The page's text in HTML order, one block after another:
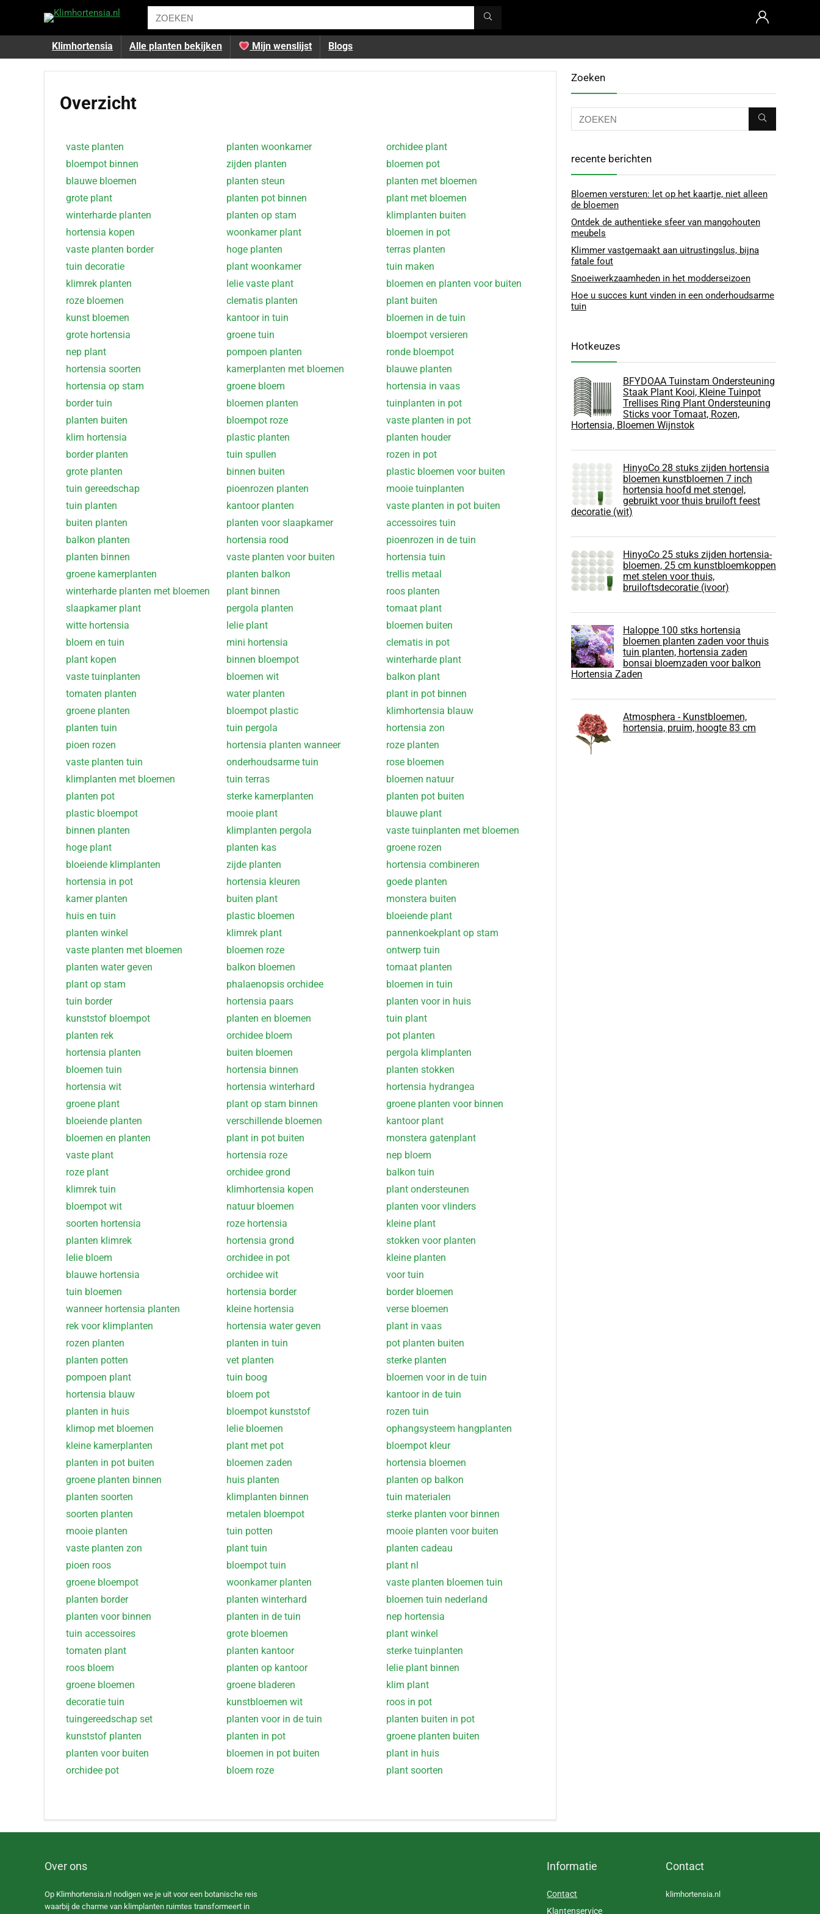
Klimhortensia Alle planten bekijken Mijn wenslijst Blogs
Overzicht
vaste planten
bloempot binnen
blauwe bloemen
grote plant
winterharde planten
hortensia kopen
vaste planten border
tuin decoratie
klimrek planten
roze bloemen
kunst bloemen
grote hortensia
nep plant
hortensia soorten
hortensia op stam
border tuin
planten buiten
klim hortensia
border planten
grote planten
tuin gereedschap
tuin planten
buiten planten
balkon planten
planten binnen
groene kamerplanten
winterharde planten met bloemen
slaapkamer plant
witte hortensia
bloem en tuin
plant kopen
vaste tuinplanten
tomaten planten
groene planten
planten tuin
pioen rozen
vaste planten tuin
klimplanten met bloemen
planten pot
plastic bloempot
binnen planten
hoge plant
bloeiende klimplanten
hortensia in pot
kamer planten
huis en tuin
planten winkel
vaste planten met bloemen
planten water geven
plant op stam
tuin border
kunststof bloempot
planten rek
hortensia planten
bloemen tuin
hortensia wit
groene plant
bloeiende planten
bloemen en planten
vaste plant
roze plant
klimrek tuin
bloempot wit
soorten hortensia
planten klimrek
lelie bloem
blauwe hortensia
tuin bloemen
wanneer hortensia planten
rek voor klimplanten
rozen planten
planten potten
pompoen plant
hortensia blauw
planten in huis
klimop met bloemen
kleine kamerplanten
planten in pot buiten
groene planten binnen
planten soorten
soorten planten
mooie planten
vaste planten zon
pioen roos
groene bloempot
planten border
planten voor binnen
tuin accessoires
tomaten plant
roos bloem
groene bloemen
decoratie tuin
tuingereedschap set
kunststof planten
planten voor buiten
orchidee pot
planten woonkamer
zijden planten
planten steun
planten pot binnen
planten op stam
woonkamer plant
hoge planten
plant woonkamer
lelie vaste plant
clematis planten
kantoor in tuin
groene tuin
pompoen planten
kamerplanten met bloemen
groene bloem
bloemen planten
bloempot roze
plastic planten
tuin spullen
binnen buiten
pioenrozen planten
kantoor planten
planten voor slaapkamer
hortensia rood
vaste planten voor buiten
planten balkon
plant binnen
pergola planten
lelie plant
mini hortensia
binnen bloempot
bloemen wit
water planten
bloempot plastic
tuin pergola
hortensia planten wanneer
onderhoudsarme tuin
tuin terras
sterke kamerplanten
mooie plant
klimplanten pergola
planten kas
zijde planten
hortensia kleuren
buiten plant
plastic bloemen
klimrek plant
bloemen roze
balkon bloemen
phalaenopsis orchidee
hortensia paars
planten en bloemen
orchidee bloem
buiten bloemen
hortensia binnen
hortensia winterhard
plant op stam binnen
verschillende bloemen
plant in pot buiten
hortensia roze
orchidee grond
klimhortensia kopen
natuur bloemen
roze hortensia
hortensia grond
orchidee in pot
orchidee wit
hortensia border
kleine hortensia
hortensia water geven
planten in tuin
vet planten
tuin boog
bloem pot
bloempot kunststof
lelie bloemen
plant met pot
bloemen zaden
huis planten
klimplanten binnen
metalen bloempot
tuin potten
plant tuin
bloempot tuin
woonkamer planten
planten winterhard
planten in de tuin
grote bloemen
planten kantoor
planten op kantoor
groene bladeren
kunstbloemen wit
planten voor in de tuin
planten in pot
bloemen in pot buiten
bloem roze
orchidee plant
bloemen pot
planten met bloemen
plant met bloemen
klimplanten buiten
bloemen in pot
terras planten
tuin maken
bloemen en planten voor buiten
plant buiten
bloemen in de tuin
bloempot versieren
ronde bloempot
blauwe planten
hortensia in vaas
tuinplanten in pot
vaste planten in pot
planten houder
rozen in pot
plastic bloemen voor buiten
mooie tuinplanten
vaste planten in pot buiten
accessoires tuin
pioenrozen in de tuin
hortensia tuin
trellis metaal
roos planten
tomaat plant
bloemen buiten
clematis in pot
winterharde plant
balkon plant
plant in pot binnen
klimhortensia blauw
hortensia zon
roze planten
rose bloemen
bloemen natuur
planten pot buiten
blauwe plant
vaste tuinplanten met bloemen
groene rozen
hortensia combineren
goede planten
monstera buiten
bloeiende plant
pannenkoekplant op stam
ontwerp tuin
tomaat planten
bloemen in tuin
planten voor in huis
tuin plant
pot planten
pergola klimplanten
planten stokken
hortensia hydrangea
groene planten voor binnen
kantoor plant
monstera gatenplant
nep bloem
balkon tuin
plant ondersteunen
planten voor vlinders
kleine plant
stokken voor planten
kleine planten
voor tuin
border bloemen
verse bloemen
plant in vaas
pot planten buiten
sterke planten
bloemen voor in de tuin
kantoor in de tuin
rozen tuin
ophangsysteem hangplanten
bloempot kleur
hortensia bloemen
planten op balkon
tuin materialen
sterke planten voor binnen
mooie planten voor buiten
planten cadeau
plant nl
vaste planten bloemen tuin
bloemen tuin nederland
nep hortensia
plant winkel
sterke tuinplanten
lelie plant binnen
klim plant
roos in pot
planten buiten in pot
groene planten buiten
plant in huis
plant soorten
Zoeken
recente berichten
Bloemen versturen: let op het kaartje, niet alleen
de bloemen
Ontdek de authentieke sfeer van mangohouten
meubels
Klimmer vastgemaakt aan uitrustingslus, bijna
fatale fout
Snoeiwerkzaamheden in het modderseizoen
Hoe u succes kunt vinden in een onderhoudsarme
tuin
Hotkeuzes
BFYDOAA Tuinstam Ondersteuning
Staak Plant Kooi, Kleine Tuinpot
Trellises Ring Plant Ondersteuning
Sticks voor Tomaat, Rozen,
Hortensia, Bloemen Wijnstok
HinyoCo 28 stuks zijden hortensia
bloemen kunstbloemen 7 inch
hortensia hoofd met stengel,
gebruikt voor thuis bruiloft feest
decoratie (wit)
HinyoCo 25 stuks zijden hortensia-
bloemen, 25 cm kunstbloemkoppen
met stelen voor thuis,
bruiloftsdecoratie (ivoor)
Haloppe 100 stks hortensia
bloemen planten zaden voor thuis
tuin planten, hortensia zaden
bonsai bloemzaden voor balkon
Hortensia Zaden
Atmosphera - Kunstbloemen,
hortensia, pruim, hoogte 83 cm
Over ons
Op Klimhortensia.nl nodigen we je uit voor een botanische reis
waarbij de charme van klimplanten ruimtes transformeert in
Informatie
Contact
Klantenservice
Contact
klimhortensia.nl